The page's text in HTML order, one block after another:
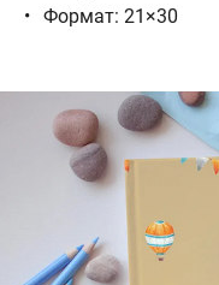
Формат: 21×30